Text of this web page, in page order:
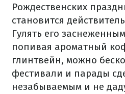
Рождественских
становится
Гулять его
попивая ароматный
глинтвейн, можно
фестивали и парады
незабываемым и не